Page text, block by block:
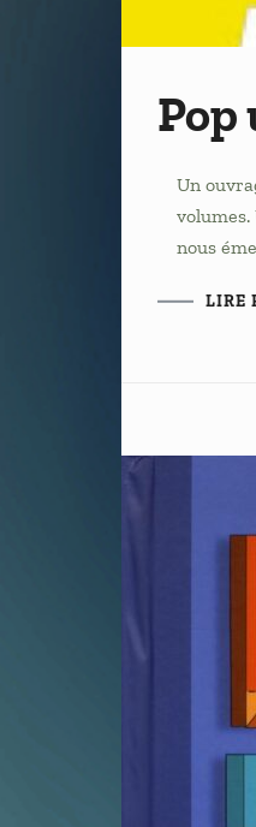
Pop
Un
nous
LIRE